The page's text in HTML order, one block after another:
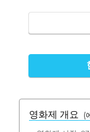
영화제 개요 (